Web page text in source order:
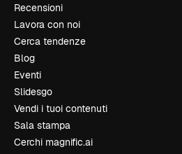
Recensioni
Lavora con noi
Cerca tendenze
Blog
Eventi
Slidesgo
Vendi i tuoi contenuti
Sala stampa
Cerchi magnific.ai